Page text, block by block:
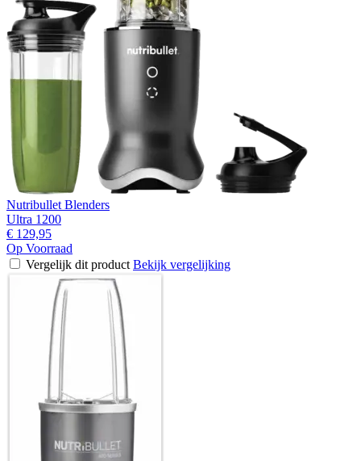
Nutribullet Blenders
Ultra 1200
€ 129,95
Op Voorraad
Vergelijk dit product Bekijk vergelijking